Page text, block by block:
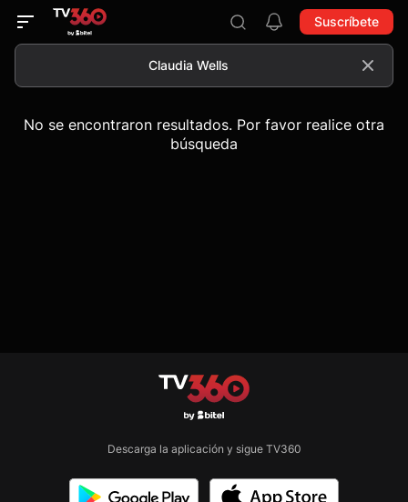
Suscríbete
No se encontraron resultados. Por favor realice otra
búsqueda
Descarga la aplicación y sigue TV360